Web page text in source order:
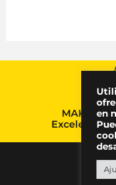
MAKMA,
Excelencia
en